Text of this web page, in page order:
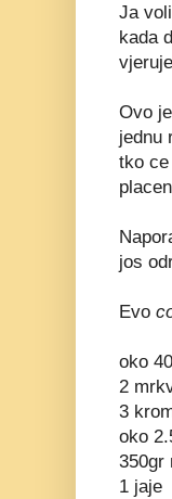
Ja
kada
Ovo
jednu
tko
jos
Evo
oko
2
3
oko
350gr
1 jaje